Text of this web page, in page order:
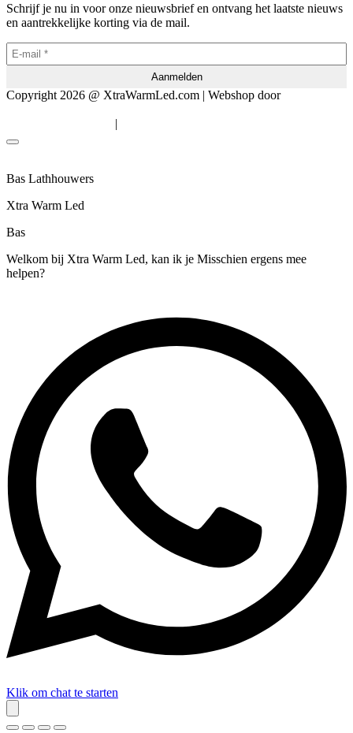
Schrijf je nu in voor onze nieuwsbrief en ontvang het laatste nieuws
en aantrekkelijke korting via de mail.
Copyright 2026 @ XtraWarmLed.com | Webshop door
|
Bas Lathhouwers
Xtra Warm Led
Bas
Welkom bij Xtra Warm Led, kan ik je Misschien ergens mee
helpen?
Klik om chat te starten